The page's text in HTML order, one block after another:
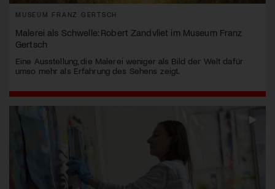
MUSEUM FRANZ GERTSCH
Malerei als Schwelle: Robert Zandvliet im Museum Franz
Gertsch
Eine Ausstellung, die Malerei weniger als Bild der Welt dafür
umso mehr als Erfahrung des Sehens zeigt.